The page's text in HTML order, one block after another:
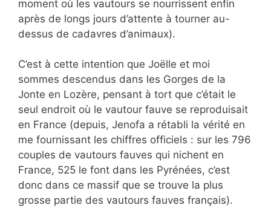
moment où les vautours se nourrissent enfin
après de longs jours d’attente à tourner au-
dessus de cadavres d’animaux).
C’est à cette intention que Joëlle et moi
sommes descendus dans les Gorges de la
Jonte en Lozère, pensant à tort que c’était le
seul endroit où le vautour fauve se reproduisait
en France (depuis, Jenofa a rétabli la vérité en
me fournissant les chiffres officiels : sur les 796
couples de vautours fauves qui nichent en
France, 525 le font dans les Pyrénées, c’est
donc dans ce massif que se trouve la plus
grosse partie des vautours fauves français).